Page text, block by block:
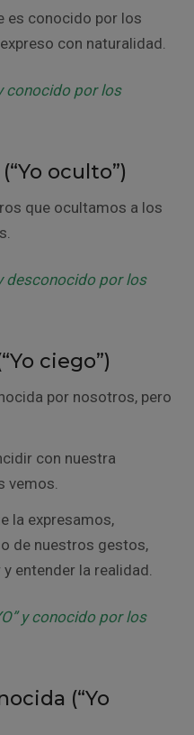
es conocido por los
con naturalidad.
conocido por los
oculto”)
que ocultamos a los
desconocido por los
ciego”)
por nosotros, pero
con nuestra
vemos.
la expresamos,
de nuestros gestos,
entender la realidad.
y conocido por los
(“Yo